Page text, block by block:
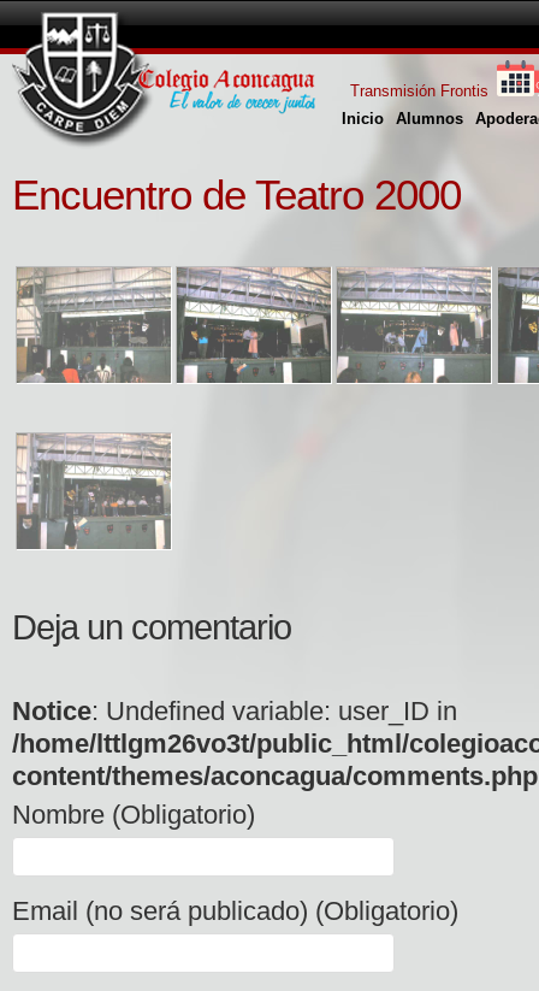
Inicio Alumnos
Transmisión Frontis
Encuentro de Teatro 2000
Deja un comentario
Notice: Undefined variable: user_ID in
/home/lttlgm26vo3t/public_html/
content/themes/aconcagua/comments.php
Nombre (Obligatorio)
Email (no será publicado) (Obligatorio)